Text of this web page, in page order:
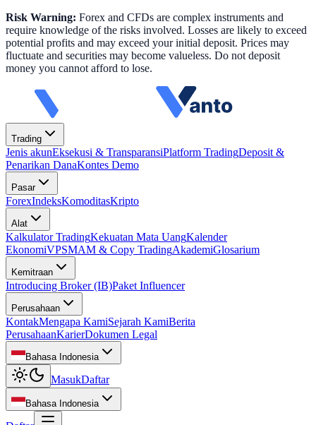
Risk Warning: Forex and CFDs are complex instruments and
require knowledge of the risks involved. Losses are likely to exceed
potential profits and may exceed your initial deposit. Prices may
fluctuate and securities may become valueless. Do not deposit
money you cannot afford to lose.
Trading
Jenis akunEksekusi & TransparansiPlatform TradingDeposit &
Penarikan DanaKontes Demo
Pasar
ForexIndeksKomoditasKripto
Alat
Kalkulator TradingKekuatan Mata UangKalender
EkonomiVPSMAM & Copy TradingAkademiGlosarium
Kemitraan
Introducing Broker (IB)Paket Influencer
Perusahaan
KontakMengapa KamiSejarah KamiBerita
PerusahaanKarierDokumen Legal
Bahasa Indonesia
MasukDaftar
Bahasa Indonesia